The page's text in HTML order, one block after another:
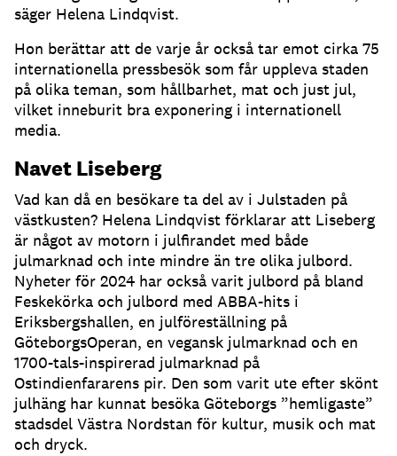
säger Helena Lindqvist.
Hon berättar att de varje år också tar emot cirka 75
internationella pressbesök som får uppleva staden
på olika teman, som hållbarhet, mat och just jul,
vilket inneburit bra exponering i internationell
media.
Navet Liseberg
Vad kan då en besökare ta del av i Julstaden på
västkusten? Helena Lindqvist förklarar att Liseberg
är något av motorn i julfirandet med både
julmarknad och inte mindre än tre olika julbord.
Nyheter för 2024 har också varit julbord på bland
Feskekörka och julbord med ABBA-hits i
Eriksbergshallen, en julföreställning på
GöteborgsOperan, en vegansk julmarknad och en
1700-tals-inspirerad julmarknad på
Ostindienfararens pir. Den som varit ute efter skönt
julhäng har kunnat besöka Göteborgs ”hemligaste”
stadsdel Västra Nordstan för kultur, musik och mat
och dryck.